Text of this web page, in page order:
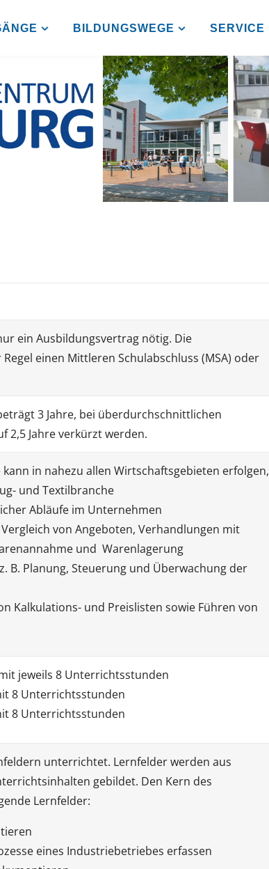
BILDUNGSWEGE SERVICE
ein Ausbildungsvertrag nötig. Die
einen Mittleren Schulabschluss (MSA) oder
3 Jahre, bei überdurchschnittlichen
2,5 Jahre verkürzt werden.
in nahezu allen Wirtschaftsgebieten erfolgen,
und Textilbranche
Abläufe im Unternehmen
von Angeboten, Verhandlungen mit
und Warenlagerung
B. Planung, Steuerung und Überwachung der
Kalkulations- und Preislisten sowie Führen von
jeweils 8 Unterrichtsstunden
8 Unterrichtsstunden
8 Unterrichtsstunden
unterrichtet. Lernfelder werden aus
gebildet. Den Kern des
Lernfelder:
eines Industriebetriebes erfassen